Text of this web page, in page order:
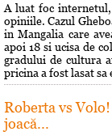
A luat foc
opiniile. Cazul
in Mangalia care
apoi 18 si ucisa de
gradului de cultura
pricina a fost lasat
Roberta vs
joacă...